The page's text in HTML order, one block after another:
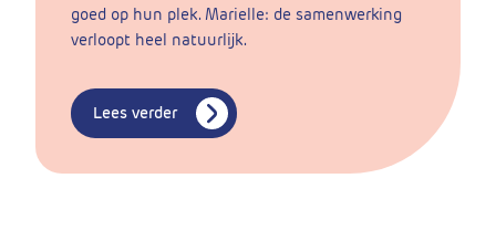
goed op hun plek. Marielle: de samenwerking
verloopt heel natuurlijk.
Lees verder